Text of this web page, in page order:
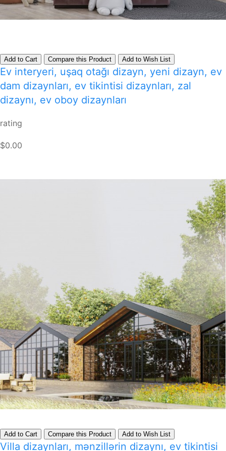
Add to Cart Compare this Product Add to Wish List
Ev interyeri, uşaq otağı dizayn, yeni dizayn, ev
dam dizaynları, ev tikintisi dizaynları, zal
dizaynı, ev oboy dizaynları
rating
$0.00
Add to Cart Compare this Product Add to Wish List
Villa dizaynları, mənzillərin dizaynı, ev tikintisi